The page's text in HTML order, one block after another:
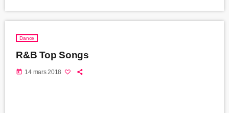
Dance
R&B Top Songs
today 14 mars 2018